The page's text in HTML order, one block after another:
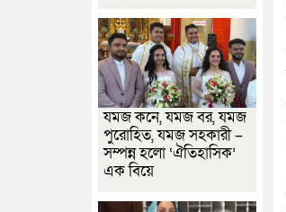
যমজ কনে, যমজ বর, যমজ
পুরোহিত, যমজ সহকারী –
সম্পন্ন হলো ‘ঐতিহাসিক’
এক বিয়ে